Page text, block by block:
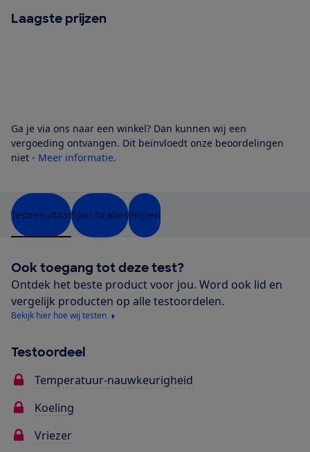
Laagste prijzen
Ga je via ons naar een winkel? Dan kunnen wij een
vergoeding ontvangen. Dit beïnvloedt onze beoordelingen
niet - Meer informatie.
TestresultaatSpecificatiesPrijzen
Ook toegang tot deze test?
Ontdek het beste product voor jou. Word ook lid en
vergelijk producten op alle testoordelen.
Bekijk hier hoe wij testen
Testoordeel
Temperatuur-nauwkeurigheid
Koeling
Vriezer